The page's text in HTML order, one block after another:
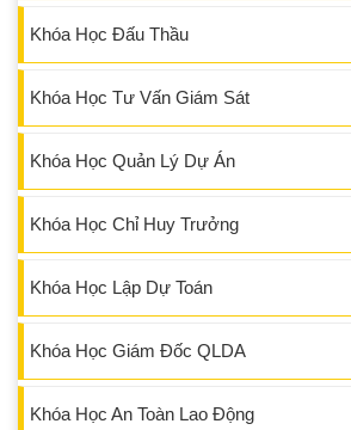
Khóa Học Đấu Thầu
Khóa Học Tư Vấn Giám Sát
Khóa Học Quản Lý Dự Án
Khóa Học Chỉ Huy Trưởng
Khóa Học Lập Dự Toán
Khóa Học Giám Đốc QLDA
Khóa Học An Toàn Lao Động